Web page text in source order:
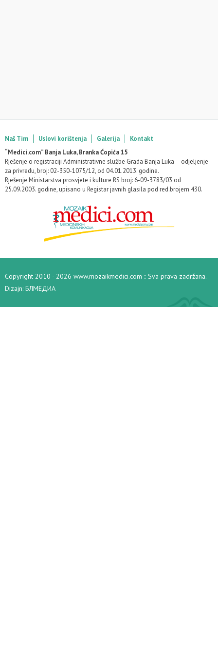
Naš Tim Uslovi korištenja Galerija
Kontakt
“Medici.com” Banja Luka, Branka Ćopića 15
Rješenje o registraciji Administrativne službe Grada Banja Luka – odjeljenje
za privredu, broj: 02-350-1075/12, od 04.01.2013. godine.
Rješenje Ministarstva prosvjete i kulture RS broj: 6-09-3783/03 od
25.09.2003. godine, upisano u Registar javnih glasila pod red.brojem 430.
Copyright 2010 - 2026 www.mozaikmedici.com :: Sva prava zadržana.
Dizajn: БЛМЕДИА